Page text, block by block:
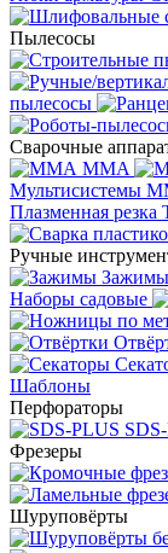
Пылесосы
пылесосы
Сварочные
MMA
Мультисистемы
Плазменная резка
Ручные
Зажимы
Наборы садовые
Шаблоны
Перфораторы
Фрезеры
Шуруповёрты